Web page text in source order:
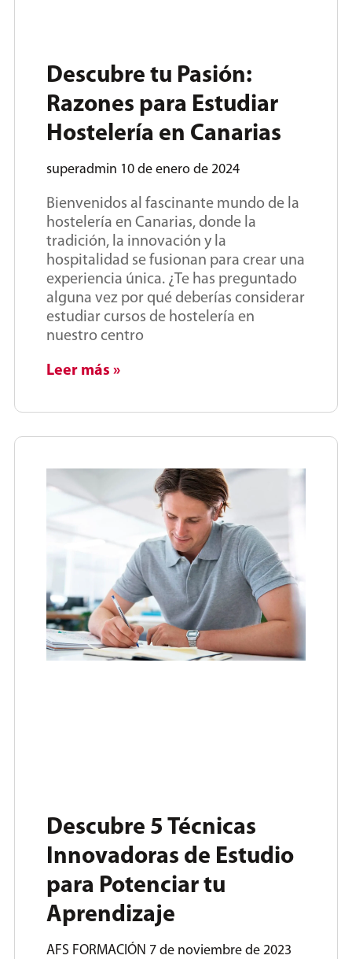
Descubre tu Pasión:
Razones para Estudiar
Hostelería en Canarias
superadmin 10 de enero de 2024
Bienvenidos al fascinante mundo de la
hostelería en Canarias, donde la
tradición, la innovación y la
hospitalidad se fusionan para crear una
experiencia única. ¿Te has preguntado
alguna vez por qué deberías considerar
estudiar cursos de hostelería en
nuestro centro
Leer más »
Descubre 5 Técnicas
Innovadoras de Estudio
para Potenciar tu
Aprendizaje
AFS FORMACIÓN 7 de noviembre de 2023